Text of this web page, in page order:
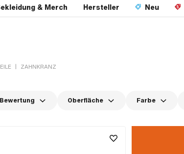
& Merch Hersteller Neu
| ZAHNKRANZ
Bewertung Oberfläche Farbe